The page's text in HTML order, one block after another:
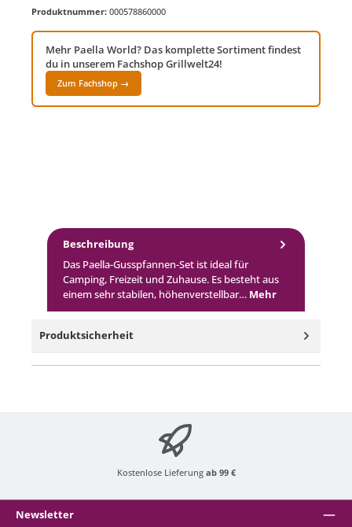
Produktnummer: 000578860000
Mehr Paella World? Das komplette Sortiment findest
du in unserem Fachshop Grillwelt24!
Zum Fachshop →
Beschreibung
Das Paella-Gusspfannen-Set ist ideal für
Camping, Freizeit und Zuhause. Es besteht aus
einem sehr stabilen, höhenverstellbar… Mehr
Produktsicherheit
Kostenlose Lieferung ab 99 €
Newsletter